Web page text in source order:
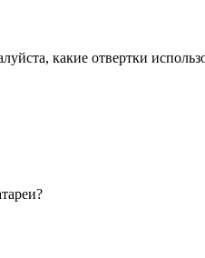
какие отвертки